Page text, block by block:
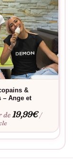
&
– Ange et
de19,99€ /